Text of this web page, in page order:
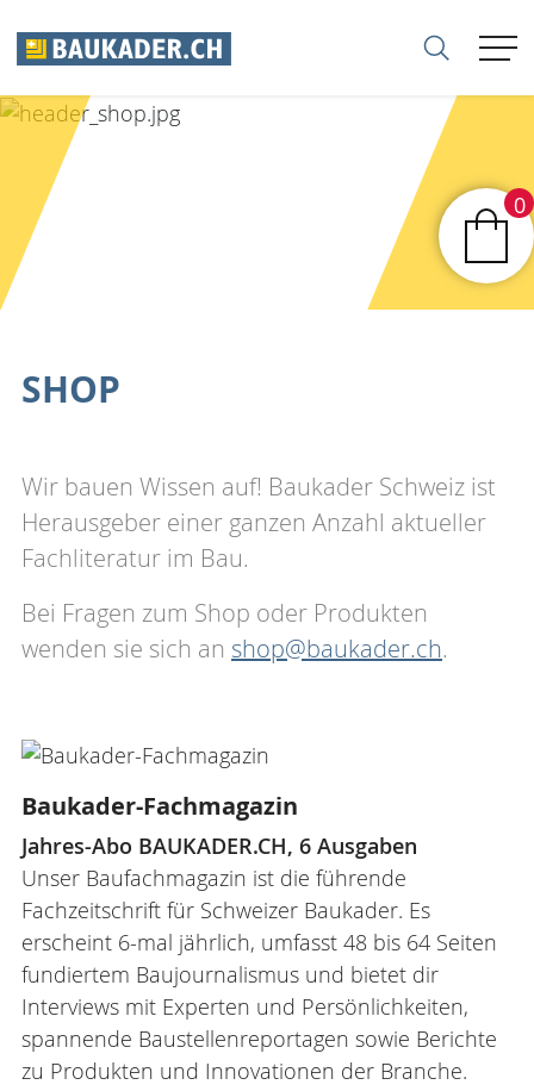
VERBAND
MITGLIEDER
BERATUNG
SHOP
NEWSLETTER
KONTAKT
ANMELDEN
DEFRIT
0
SHOP
Wir bauen Wissen auf! Baukader Schweiz ist
Herausgeber einer ganzen Anzahl aktueller
Fachliteratur im Bau.
Bei Fragen zum Shop oder Produkten
wenden sie sich an shop@baukader.ch.
Baukader-Fachmagazin
Jahres-Abo BAUKADER.CH, 6 Ausgaben
Unser Baufachmagazin ist die führende
Fachzeitschrift für Schweizer Baukader. Es
erscheint 6-mal jährlich, umfasst 48 bis 64 Seiten
fundiertem Baujournalismus und bietet dir
Interviews mit Experten und Persönlichkeiten,
spannende Baustellenreportagen sowie Berichte
zu Produkten und Innovationen der Branche.